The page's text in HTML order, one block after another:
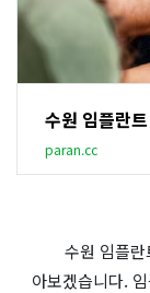
수원 임플란
paran.cc
수원 임플란
아보겠습니다.